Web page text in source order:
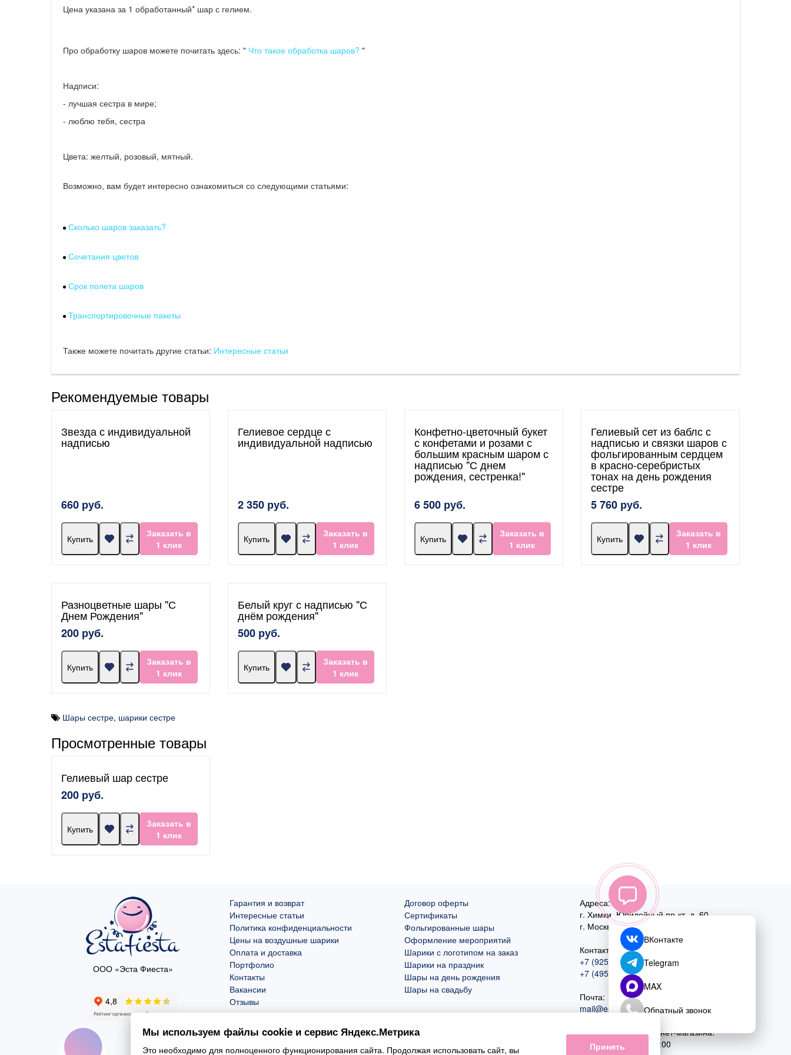
Цена указана за 1 обработанный* шар с гелием.
Про обработку шаров можете почитать здесь: " Что такое обработка шаров? "
Надписи:
- лучшая сестра в мире;
- люблю тебя, сестра
Цвета: желтый, розовый, мятный.
Возможно, вам будет интересно ознакомиться со следующими статьями:
Сколько шаров заказать?
Сочетания цветов
Срок полета шаров
Транспортировочные пакеты
Также можете почитать другие статьи: Интересные статьи
Рекомендуемые товары
Звезда с индивидуальной
надписью
660 руб.
Купить
Заказать в
1 клик
Гелиевое сердце с
индивидуальной надписью
2 350 руб.
Купить
Заказать в
1 клик
Конфетно-цветочный букет
с конфетами и розами с
большим красным шаром с
надписью "С днем
рождения, сестренка!"
6 500 руб.
Купить
Заказать в
1 клик
Гелиевый сет из баблс с
надписью и связки шаров с
фольгированным сердцем
в красно-серебристых
тонах на день рождения
сестре
5 760 руб.
Купить
Заказать в
1 клик
Разноцветные шары "С
Днем Рождения"
200 руб.
Купить
Заказать в
1 клик
Белый круг с надписью "С
днём рождения"
500 руб.
Купить
Заказать в
1 клик
Шары сестре, шарики сестре
Просмотренные товары
Гелиевый шар сестре
200 руб.
Купить
Заказать в
1 клик
ООО «Эста Фиеста»
Гарантия и возврат
Интересные статьи
Политика конфиденциальности
Цены на воздушные шарики
Оплата и доставка
Портфолио
Контакты
Вакансии
Отзывы
Договор оферты
Сертификаты
Фольгированные шары
Оформление мероприятий
Шарики с логотипом на заказ
Шарики на праздник
Шары на день рождения
Шары на свадьбу
Адреса:
г. Химки, Юбилейный пр-кт, д. 60
г. Москва,ул. Перовская, д. 59
Контактный номер:
+7 (925) 585-74-27
+7 (495) 970-44-75
Почта:
mail@esta-fiesta.ru
Режим работы интернет-магазина:
ПН-ВС с 09:00 до 21:00
ВКонтакте
Telegram
MAX
Обратный звонок
Мы используем файлы cookie и сервис Яндекс.Метрика
Это необходимо для полноценного функционирования сайта. Продолжая использовать сайт, вы Принять